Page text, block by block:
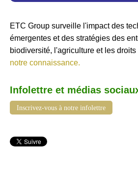
ETC Group surveille l'impact des
émergentes et des stratégies des
biodiversité, l'agriculture et les droits
notre connaissance.
Infolettre et médias
Inscrivez-vous à notre infolettre